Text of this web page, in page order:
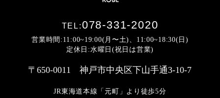
TEL:078-331-2020
営業時間:11:00~19:00(月〜土)、11:00~18:30(日)
定休日:水曜日(祝日は営業)
〒650-0011 神戸市中央区下山手通3-10-7
JR東海道本線「元町」より徒歩5分